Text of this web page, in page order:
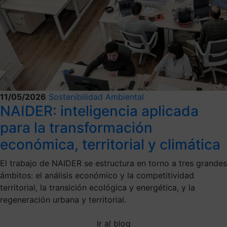
11/05/2026 Sostenibilidad Ambiental
NAIDER: inteligencia aplicada
para la transformación
económica, territorial y climática
El trabajo de NAIDER se estructura en torno a tres grandes
ámbitos: el análisis económico y la competitividad
territorial, la transición ecológica y energética, y la
regeneración urbana y territorial.
Ir al blog